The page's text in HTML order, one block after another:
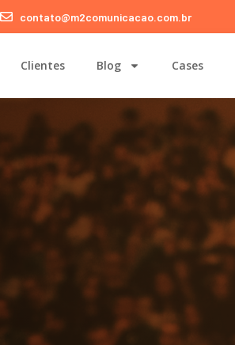
contato@m2comunicacao.com.br
Clientes Blog Cases